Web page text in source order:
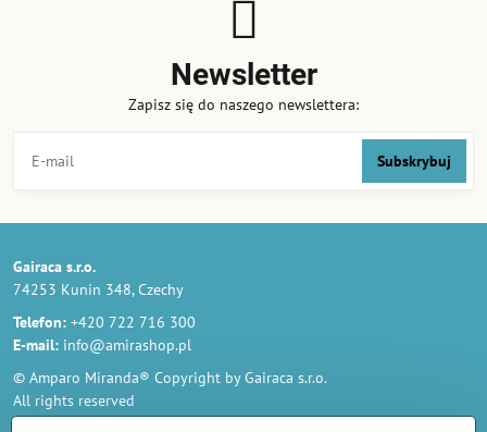
Newsletter
Zapisz się do naszego newslettera:
Subskrybuj
Gairaca s.r.o.
74253 Kunin 348, Czechy
Telefon: +420 722 716 300
E-mail: info@amirashop.pl
© Amparo Miranda® Copyright by Gairaca s.r.o.
All rights reserved